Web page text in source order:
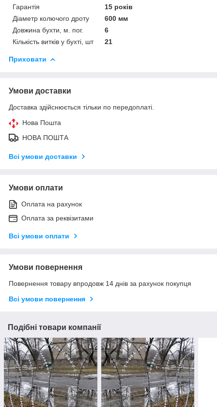
Гарантія
15 років
Діаметр колючого дроту
600 мм
Довжина бухти, м. пог.
6
Кількість витків у бухті, шт
21
Приховати
Умови доставки
Доставка здійснюється тільки по передоплаті.
Нова Пошта
НОВА ПОШТА
Всі умови доставки
Умови оплати
Оплата на рахунок
Оплата за реквізитами
Всі умови оплати
Умови повернення
Повернення товару впродовж 14 днів за рахунок покупця
Всі умови повернення
Подібні товари компанії